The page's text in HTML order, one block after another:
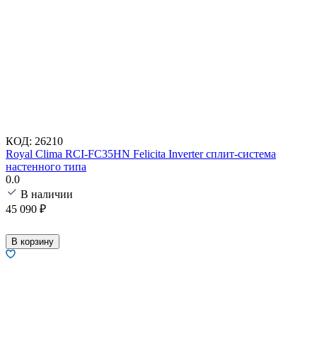
КОД: 26210
Royal Clima RCI-FC35HN Felicita Inverter сплит-система
настенного типа
0.0
В наличии
45 090 ₽
В корзину